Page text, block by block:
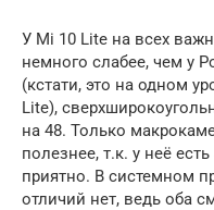
У Mi 10 Lite на всех
немного слабее, чем у
(кстати, это на одном
Lite),
на 48. Только
полезнее, т.к. у неё
приятно. В системном
отличий нет, ведь оба